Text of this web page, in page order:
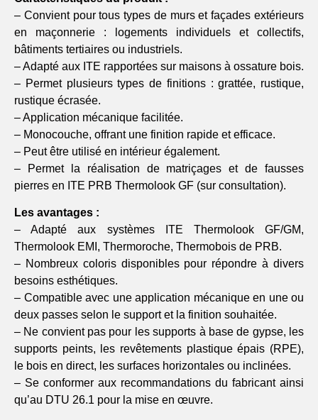
– Convient pour tous types de murs et façades extérieurs
en maçonnerie : logements individuels et collectifs,
bâtiments tertiaires ou industriels.
– Adapté aux ITE rapportées sur maisons à ossature bois.
– Permet plusieurs types de finitions : grattée, rustique,
rustique écrasée.
– Application mécanique facilitée.
– Monocouche, offrant une finition rapide et efficace.
– Peut être utilisé en intérieur également.
– Permet la réalisation de matriçages et de fausses
pierres en ITE PRB Thermolook GF (sur consultation).
Les avantages :
– Adapté aux systèmes ITE Thermolook GF/GM,
Thermolook EMI, Thermoroche, Thermobois de PRB.
– Nombreux coloris disponibles pour répondre à divers
besoins esthétiques.
– Compatible avec une application mécanique en une ou
deux passes selon le support et la finition souhaitée.
– Ne convient pas pour les supports à base de gypse, les
supports peints, les revêtements plastique épais (RPE),
le bois en direct, les surfaces horizontales ou inclinées.
– Se conformer aux recommandations du fabricant ainsi
qu’au DTU 26.1 pour la mise en œuvre.